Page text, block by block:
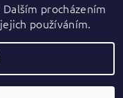
vyhrazena
procházením
používáním.